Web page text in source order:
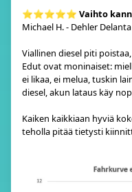
⭐⭐⭐⭐⭐ Vaihto
Michael H. - Dehler
Viallinen diesel piti
Edut ovat moninaiset:
ei likaa, ei melua, tuskin
diesel, akun lataus käy
Kaiken kaikkiaan hyviä
teholla pitää tietysti